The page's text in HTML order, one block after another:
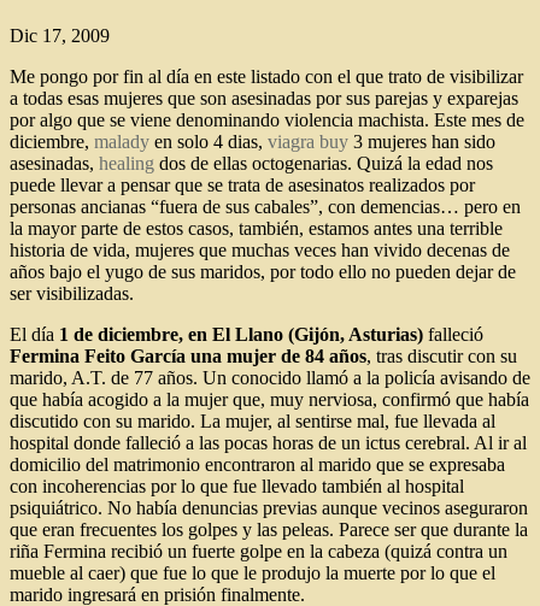
Dic 17, 2009
Me pongo por fin al día en este listado con el que trato de visibilizar
a todas esas mujeres que son asesinadas por sus parejas y exparejas
por algo que se viene denominando violencia machista. Este mes de
diciembre, malady en solo 4 dias, viagra buy 3 mujeres han sido
asesinadas, healing dos de ellas octogenarias. Quizá la edad nos
puede llevar a pensar que se trata de asesinatos realizados por
personas ancianas “fuera de sus cabales”, con demencias… pero en
la mayor parte de estos casos, también, estamos antes una terrible
historia de vida, mujeres que muchas veces han vivido decenas de
años bajo el yugo de sus maridos, por todo ello no pueden dejar de
ser visibilizadas.
El día 1 de diciembre, en El Llano (Gijón, Asturias) falleció
Fermina Feito García una mujer de 84 años, tras discutir con su
marido, A.T. de 77 años. Un conocido llamó a la policía avisando de
que había acogido a la mujer que, muy nerviosa, confirmó que había
discutido con su marido. La mujer, al sentirse mal, fue llevada al
hospital donde falleció a las pocas horas de un ictus cerebral. Al ir al
domicilio del matrimonio encontraron al marido que se expresaba
con incoherencias por lo que fue llevado también al hospital
psiquiátrico. No había denuncias previas aunque vecinos aseguraron
que eran frecuentes los golpes y las peleas. Parece ser que durante la
riña Fermina recibió un fuerte golpe en la cabeza (quizá contra un
mueble al caer) que fue lo que le produjo la muerte por lo que el
marido ingresará en prisión finalmente.